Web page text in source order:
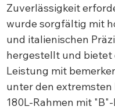
Zuverlässigkeit
wurde sorgfältig mit
und italienischen
hergestellt und bietet
Leistung mit
unter den
180L-Rahmen mit